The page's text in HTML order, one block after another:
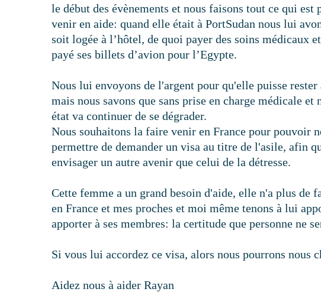
le début des évènements et nous faisons tout ce qui
venir en aide: quand elle était à PortSudan nous lui
soit logée à l’hôtel, de quoi payer des soins médicaux
payé ses billets d’avion pour l’Egypte.
Nous lui envoyons de l'argent pour qu'elle puisse
mais nous savons que sans prise en charge médicale
état va continuer de se dégrader.
Nous souhaitons la faire venir en France pour pouvoir
permettre de demander un visa au titre de l'asile, afin
envisager un autre avenir que celui de la détresse.
Cette femme a un grand besoin d'aide, elle n'a plus de
en France et mes proches et moi même tenons à lui
apporter à ses membres: la certitude que personne ne
Si vous lui accordez ce visa, alors nous pourrons nous
Aidez nous à aider Rayan